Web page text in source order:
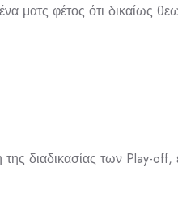
φέτος ότι δικαίως
διαδικασίας των Play-off,